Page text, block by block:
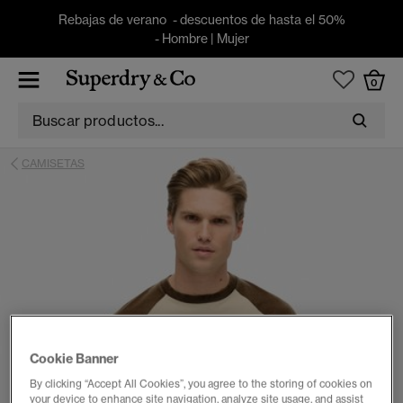
Rebajas de verano - descuentos de hasta el 50%
- Hombre| Mujer
0
CAMISETAS
Cookie Banner
By clicking “Accept All Cookies”, you agree to the storing of cookies on
your device to enhance site navigation, analyze site usage, and assist